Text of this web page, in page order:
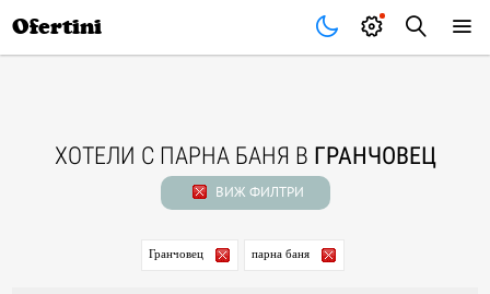
Ofertini
ХОТЕЛИ С ПАРНА БАНЯ В ГРАНЧОВЕЦ
ВИЖ ФИЛТРИ
Гранчовец парна баня